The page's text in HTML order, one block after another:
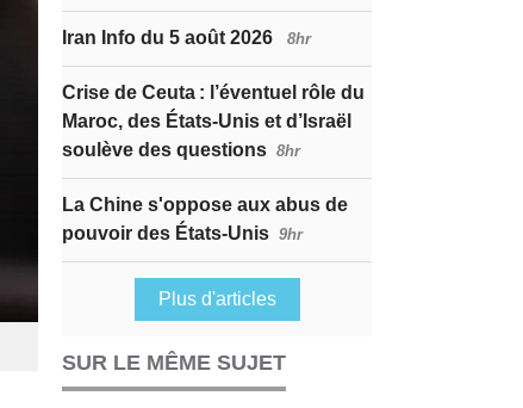
Iran Info du 5 août 2026 8hr
Crise de Ceuta : l’éventuel rôle du
Maroc, des États-Unis et d’Israël
soulève des questions 8hr
La Chine s'oppose aux abus de
pouvoir des États-Unis 9hr
Plus d'articles
SUR LE MÊME SUJET